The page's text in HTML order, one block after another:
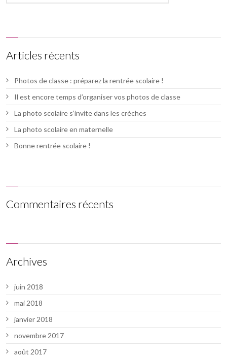
Articles récents
Photos de classe : préparez la rentrée scolaire !
Il est encore temps d’organiser vos photos de classe
La photo scolaire s’invite dans les crèches
La photo scolaire en maternelle
Bonne rentrée scolaire !
Commentaires récents
Archives
juin 2018
mai 2018
janvier 2018
novembre 2017
août 2017